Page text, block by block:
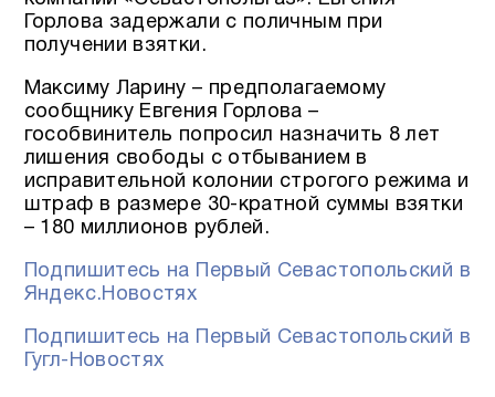
Горлова задержали с поличным при
получении взятки.
Максиму Ларину – предполагаемому
сообщнику Евгения Горлова –
гособвинитель попросил назначить 8 лет
лишения свободы с отбыванием в
исправительной колонии строгого режима и
штраф в размере 30-кратной суммы взятки
– 180 миллионов рублей.
Подпишитесь на Первый Севастопольский в
Яндекс.Новостях
Подпишитесь на Первый Севастопольский в
Гугл-Новостях